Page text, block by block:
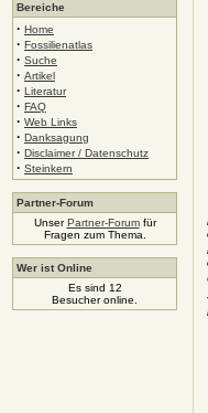
Bereiche
· Home
· Fossilienatlas
· Suche
· Artikel
· Literatur
· FAQ
· Web Links
· Danksagung
· Disclaimer / Datenschutz
· Steinkern
Partner-Forum
UnserPartner-Forumfür
Fragen zum Thema.
Wer ist Online
Es sind 12
Besucher online.